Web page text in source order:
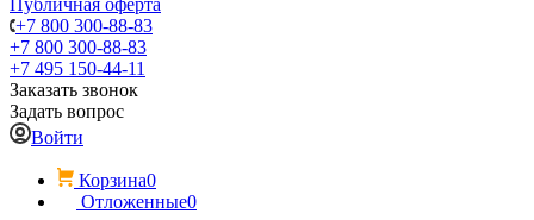
Публичная оферта
+7 800 300-88-83
+7 800 300-88-83
+7 495 150-44-11
Заказать звонок
Задать вопрос
Войти
Корзина0
Отложенные0